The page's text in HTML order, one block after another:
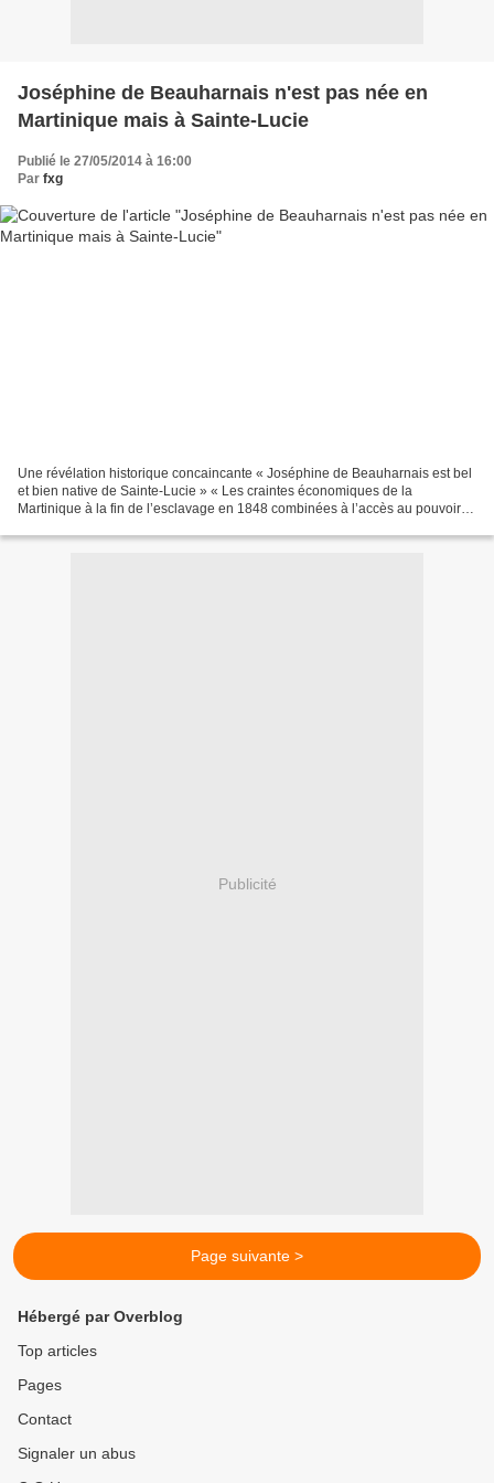
Joséphine de Beauharnais n'est pas née en
Martinique mais à Sainte-Lucie
Publié le 27/05/2014 à 16:00
Par fxg
Une révélation historique concaincante « Joséphine de Beauharnais est bel
et bien native de Sainte-Lucie » « Les craintes économiques de la
Martinique à la fin de l’esclavage en 1848 combinées à l’accès au pouvoir
Publicité
Page suivante >
Hébergé par Overblog
Top articles
Pages
Contact
Signaler un abus